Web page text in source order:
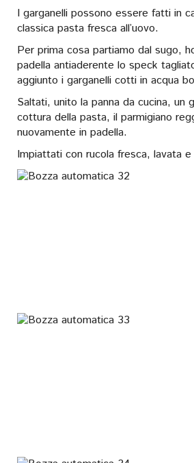
I garganelli possono essere fatti in
classica pasta fresca all’uovo.
Per prima cosa partiamo dal sugo,
padella antiaderente lo speck
aggiunto i garganelli cotti in acqua
Saltati, unito la panna da cucina, un
cottura della pasta, il parmigiano
nuovamente in padella.
Impiattati con rucola fresca, lavata